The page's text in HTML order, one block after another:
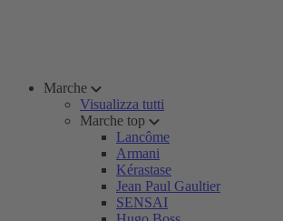
Marche
Visualizza tutti
Marche top
Lancôme
Armani
Kérastase
Jean Paul Gaultier
SENSAI